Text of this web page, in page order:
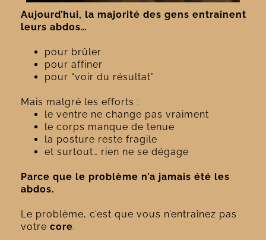
Aujourd’hui, la majorité des gens entraînent
leurs abdos…
pour brûler
pour affiner
pour “voir du résultat”
Mais malgré les efforts :
le ventre ne change pas vraiment
le corps manque de tenue
la posture reste fragile
et surtout… rien ne se dégage
Parce que le problème n’a jamais été les
abdos.
Le problème, c’est que vous n’entraînez pas
votre core.